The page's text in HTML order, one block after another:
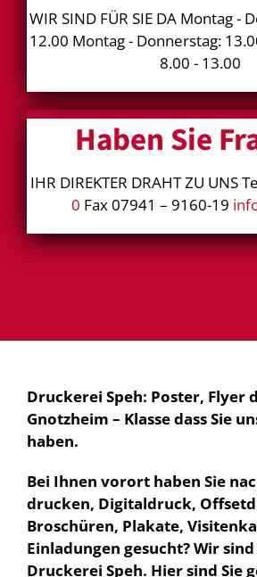
WIR SIND FÜR SIE DA Montag -
12.00 Montag - Donnerstag:
8.00 - 13.00
Haben Sie
IHR DIREKTER DRAHT ZU UNS
0 Fax 07941 – 9160-19
Druckerei Speh: Poster, Flyer
Gnotzheim – Klasse dass Sie
haben.
Bei Ihnen vorort haben Sie
drucken, Digitaldruck,
Broschüren, Plakate,
Einladungen gesucht? Wir
Druckerei Speh. Hier sind Sie